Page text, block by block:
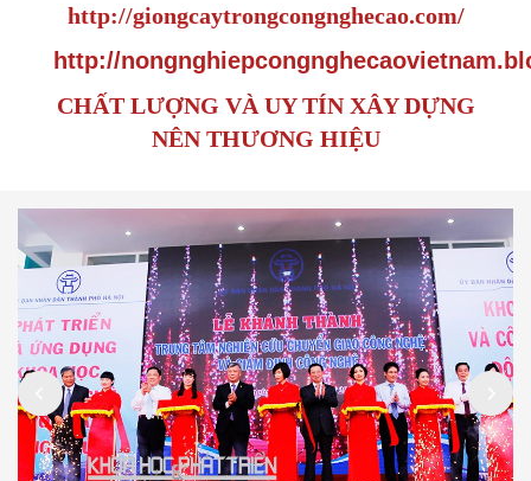
http://giongcaytrongcongnghecao.com/
http://
CHẤT LƯỢNG VÀ UY TÍN XÂY DỰNG
NÊN THƯƠNG HIỆU